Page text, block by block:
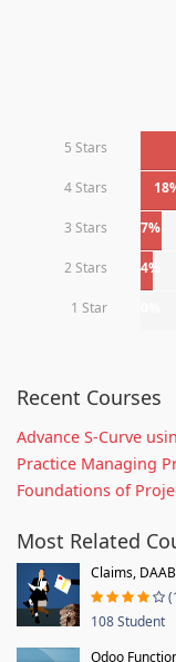
5 Stars
4 Stars
3 Stars 7%
2 Stars 4%
1 Star
Recent Courses
Advance S-Curve
Practice Managing
Foundations of
Most Related
Claims,
108 Student
Odoo